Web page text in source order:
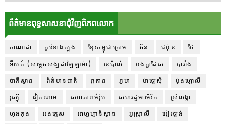
ព័ត៌មានពុទ្ធសាសនាជុំវិញពិភពលោក
កាណាដា កូរ៉េខាងត្បូង ខ្មែរកម្ពុជាក្រោម ចិន ជប៉ុន
ថៃ
ទីបេត៍ (សម្ដេចសង្ឃដាឡៃឡាម៉ា)
នេប៉ាល់ បង់ក្លាដែស
បារាំង
ប៉ាគីស្ថាន
ព័ត៌មានជាតិ ភូតាន ភូមា ម៉ាឡេស៊ី
ម៉ុងហ្គោលី
រុស្ស៊ី
វៀតណាម សហភាពអឺរ៉ុប សហរដ្ឋអាម៉េរិក
ស្រីលង្កា
ហុងកុង
អង់គ្លេស អាហ្វហ្គានីស្ថាន អូស្ត្រាលី
អៀរឡង់